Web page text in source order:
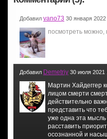
Добавил vano73 30 января
посмотреть можно,
Добавил Demetriy 30 июля 2021
Мартин Хайдеггер
лицом смерти
действительно
представить что
уже одна эта
расставить
осознанной и